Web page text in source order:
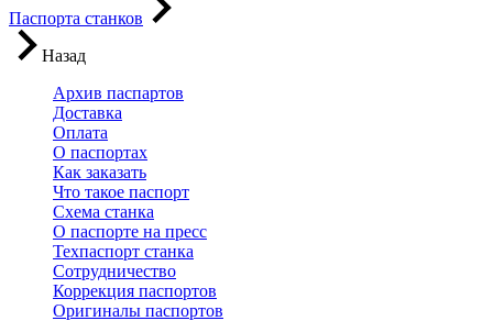
Паспорта станков
Назад
Архив паспартов
Доставка
Оплата
О паспортах
Как заказать
Что такое паспорт
Схема станка
О паспорте на пресс
Техпаспорт станка
Сотрудничество
Коррекция паспортов
Оригиналы паспортов